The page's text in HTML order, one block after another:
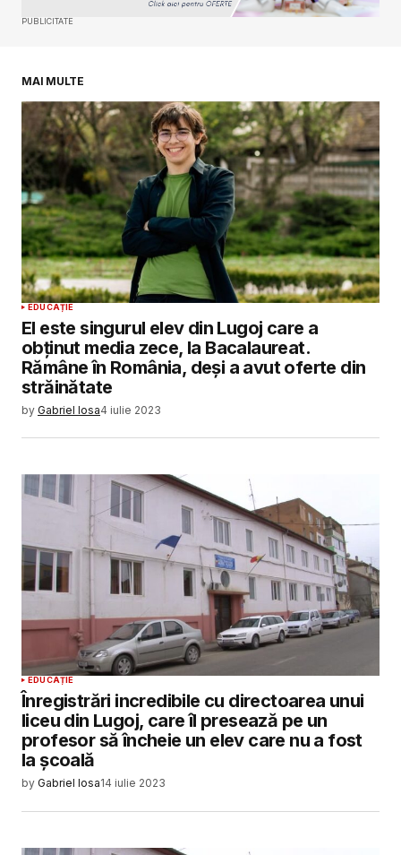
SUBMIT COMMENT
PUBLICITATE
MAI MULTE
EDUCAȚIE
El este singurul elev din Lugoj care a
obținut media zece, la Bacalaureat.
Rămâne în România, deși a avut oferte din
străinătate
by Gabriel Iosa4 iulie 2023
EDUCAȚIE
Înregistrări incredibile cu directoarea unui
liceu din Lugoj, care îl presează pe un
profesor să încheie un elev care nu a fost
la școală
by Gabriel Iosa14 iulie 2023